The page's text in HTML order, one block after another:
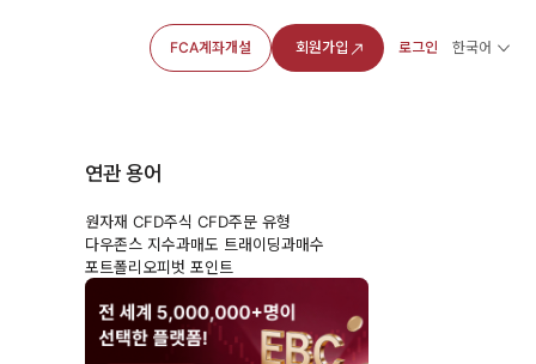
FCA계좌개설 회원가입 로그인 한국어
연관 용어
원자재 CFD주식 CFD주문 유형
다우존스 지수과매도 트래이딩과매수
포트폴리오피벗 포인트